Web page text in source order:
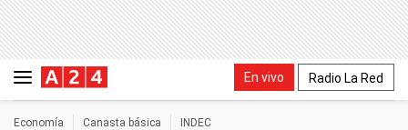
En vivo Radio La Red
Economía Canasta básica INDEC